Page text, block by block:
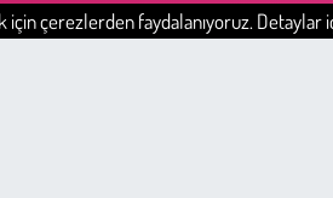
çerezlerden faydalanıyoruz. Detaylar